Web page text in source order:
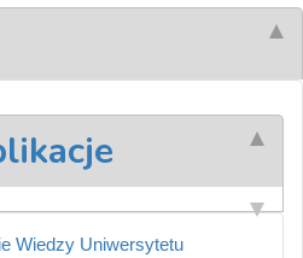
Wiedzy Uniwersytetu